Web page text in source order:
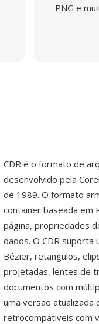
PNG e
CDR é o formato de
desenvolvido pela
de 1989. O formato
container baseada em
página, propriedades
dados. O CDR suporta
Bézier, retangulos,
projetadas, lentes de
documentos com
uma versão atualizada
retrocompativeis com